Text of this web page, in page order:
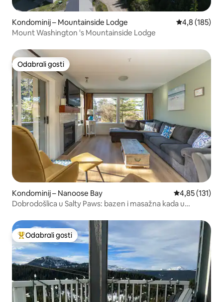
Kondominij – Mountainside Lodge Prosječna
4,8 (185)
Mount Washington 's Mountainside Lodge
Odabrali gosti
Odabrali gosti
Kondominij – Nanoose Bay Prosječna
4,85 (131)
Dobrodošlica u Salty Paws: bazen i masažna kada u
Među najviše rangiranima s oznakom „Odabrali gosti”
Odabrali gosti